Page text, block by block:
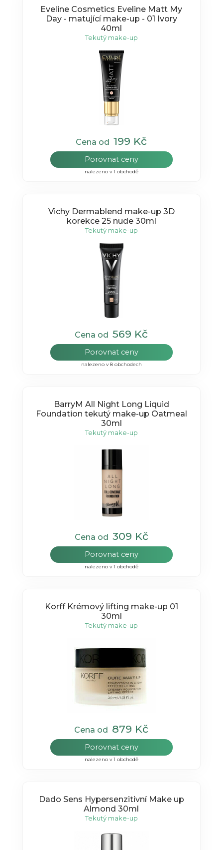
Eveline Cosmetics Eveline Matt My
Day - matující make-up - 01 Ivory
40ml
Tekutý make-up
Cena od 199 Kč
Porovnat ceny
nalezeno v 1 obchodě
Vichy Dermablend make-up 3D
korekce 25 nude 30ml
Tekutý make-up
Cena od569 Kč
Porovnat ceny
nalezeno v 8 obchodech
BarryM All Night Long Liquid
Foundation tekutý make-up Oatmeal
30ml
Tekutý make-up
Cena od 309 Kč
Porovnat ceny
nalezeno v 1 obchodě
Korff Krémový lifting make-up 01
30ml
Tekutý make-up
Cena od 879 Kč
Porovnat ceny
nalezeno v 1 obchodě
Dado Sens Hypersenzitivní Make up
Almond 30ml
Tekutý make-up